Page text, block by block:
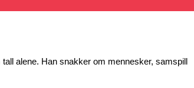
alene. Han snakker om mennesker, samspill